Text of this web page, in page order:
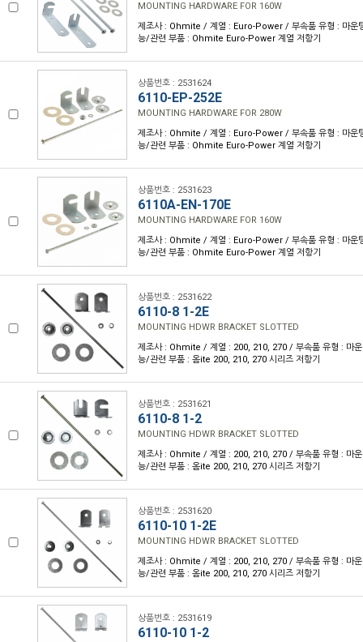
MOUNTING HARDWARE FOR 160W
제조사 : Ohmite / 계열 : Euro-Power / 부속품 유형 : 마운
능/관련 부품 : Ohmite Euro-Power 계열 저항기
상품번호 : 2531624
6110-EP-252E
MOUNTING HARDWARE FOR 280W
제조사 : Ohmite / 계열 : Euro-Power / 부속품 유형 : 마운
능/관련 부품 : Ohmite Euro-Power 계열 저항기
상품번호 : 2531623
6110A-EN-170E
MOUNTING HARDWARE FOR 160W
제조사 : Ohmite / 계열 : Euro-Power / 부속품 유형 : 마운
능/관련 부품 : Ohmite Euro-Power 계열 저항기
상품번호 : 2531622
6110-8 1-2E
MOUNTING HDWR BRACKET SLOTTED
제조사 : Ohmite / 계열 : 200, 210, 270 / 부속품 유형 : 마
능/관련 부품 : 옴ite 200, 210, 270 시리즈 저항기
상품번호 : 2531621
6110-8 1-2
MOUNTING HDWR BRACKET SLOTTED
제조사 : Ohmite / 계열 : 200, 210, 270 / 부속품 유형 : 마
능/관련 부품 : 옴ite 200, 210, 270 시리즈 저항기
상품번호 : 2531620
6110-10 1-2E
MOUNTING HDWR BRACKET SLOTTED
제조사 : Ohmite / 계열 : 200, 210, 270 / 부속품 유형 : 마
능/관련 부품 : 옴ite 200, 210, 270 시리즈 저항기
상품번호 : 2531619
6110-10 1-2